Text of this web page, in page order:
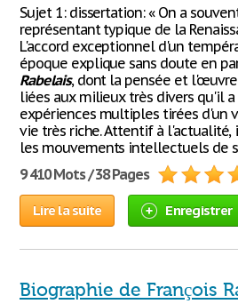
Sujet 1: dissertation: « On a
représentant typique de la
L'accord exceptionnel d'un
époque explique sans doute en
Rabelais, dont la pensée et
liées aux milieux très divers qu'il a
expériences multiples tirées d'un
vie très riche. Attentif à l'actualité,
les mouvements intellectuels de
9 410 Mots / 38 Pages
Lire la suite Enregistrer
Biographie de François